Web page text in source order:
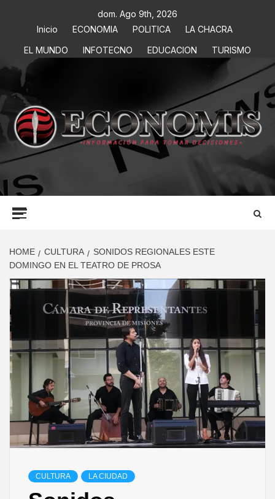
dom. Ago 9th, 2026
Inicio
ECONOMIA POLITICA
LA CHACRA
EL MUNDO
INFOTECNO EDUCACION TURISMO
ECONOMIS
INFORMACIÓN PARA TOMAR DECISIONES
HOME CULTURA
SONIDOS REGIONALES ESTE
DOMINGO EN EL TEATRO DE PROSA
CULTURA LA CIUDAD